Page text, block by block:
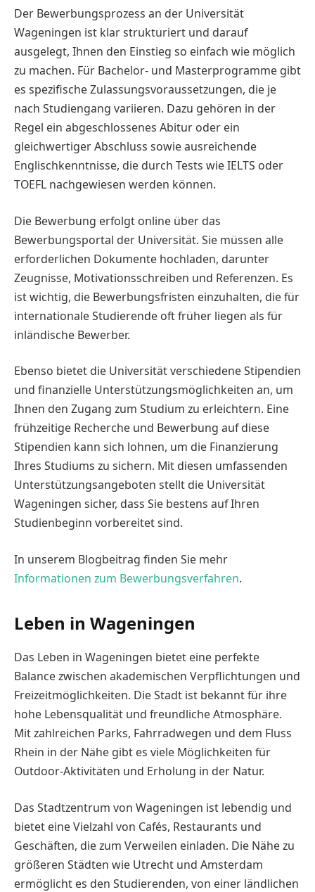
Der Bewerbungsprozess an der Universität
Wageningen ist klar strukturiert und darauf
ausgelegt, Ihnen den Einstieg so einfach wie möglich
zu machen. Für Bachelor- und Masterprogramme gibt
es spezifische Zulassungsvoraussetzungen, die je
nach Studiengang variieren. Dazu gehören in der
Regel ein abgeschlossenes Abitur oder ein
gleichwertiger Abschluss sowie ausreichende
Englischkenntnisse, die durch Tests wie IELTS oder
TOEFL nachgewiesen werden können.
Die Bewerbung erfolgt online über das
Bewerbungsportal der Universität. Sie müssen alle
erforderlichen Dokumente hochladen, darunter
Zeugnisse, Motivationsschreiben und Referenzen. Es
ist wichtig, die Bewerbungsfristen einzuhalten, die für
internationale Studierende oft früher liegen als für
inländische Bewerber.
Ebenso bietet die Universität verschiedene Stipendien
und finanzielle Unterstützungsmöglichkeiten an, um
Ihnen den Zugang zum Studium zu erleichtern. Eine
frühzeitige Recherche und Bewerbung auf diese
Stipendien kann sich lohnen, um die Finanzierung
Ihres Studiums zu sichern. Mit diesen umfassenden
Unterstützungsangeboten stellt die Universität
Wageningen sicher, dass Sie bestens auf Ihren
Studienbeginn vorbereitet sind.
In unserem Blogbeitrag finden Sie mehr
Informationen zum Bewerbungsverfahren.
Leben in Wageningen
Das Leben in Wageningen bietet eine perfekte
Balance zwischen akademischen Verpflichtungen und
Freizeitmöglichkeiten. Die Stadt ist bekannt für ihre
hohe Lebensqualität und freundliche Atmosphäre.
Mit zahlreichen Parks, Fahrradwegen und dem Fluss
Rhein in der Nähe gibt es viele Möglichkeiten für
Outdoor-Aktivitäten und Erholung in der Natur.
Das Stadtzentrum von Wageningen ist lebendig und
bietet eine Vielzahl von Cafés, Restaurants und
Geschäften, die zum Verweilen einladen. Die Nähe zu
größeren Städten wie Utrecht und Amsterdam
ermöglicht es den Studierenden, von einer ländlichen